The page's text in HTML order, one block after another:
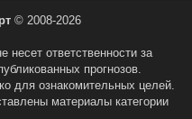
© 2008-2026
несет ответственности за
прогнозов.
для ознакомительных целей.
материалы категории